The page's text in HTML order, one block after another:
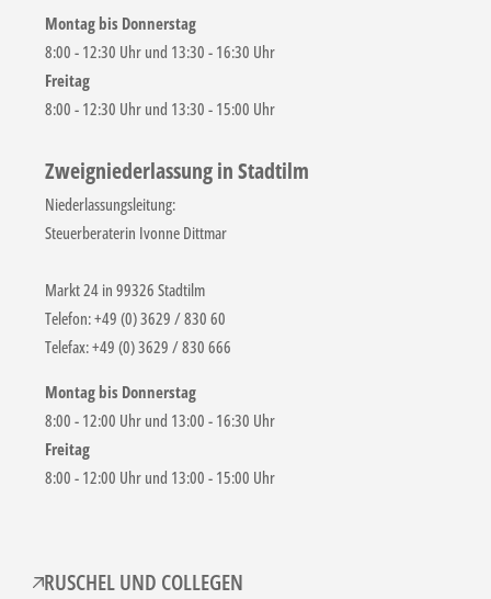
Montag bis Donnerstag
8:00 - 12:30 Uhr und 13:30 - 16:30 Uhr
Freitag
8:00 - 12:30 Uhr und 13:30 - 15:00 Uhr
Zweigniederlassung in Stadtilm
Niederlassungsleitung:
Steuerberaterin Ivonne Dittmar
Markt 24 in 99326 Stadtilm
Telefon: +49 (0) 3629 / 830 60
Telefax: +49 (0) 3629 / 830 666
Montag bis Donnerstag
8:00 - 12:00 Uhr und 13:00 - 16:30 Uhr
Freitag
8:00 - 12:00 Uhr und 13:00 - 15:00 Uhr
RUSCHEL UND COLLEGEN